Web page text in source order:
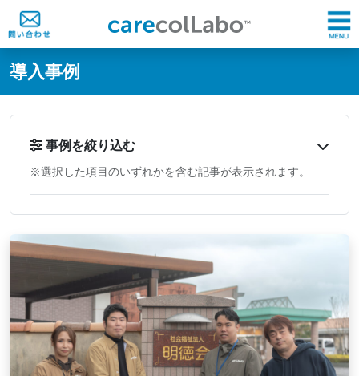
@ -0,0 +1,60 @@
導入事例
事例を絞り込む
※選択した項目のいずれかを含む記事が表示されます。